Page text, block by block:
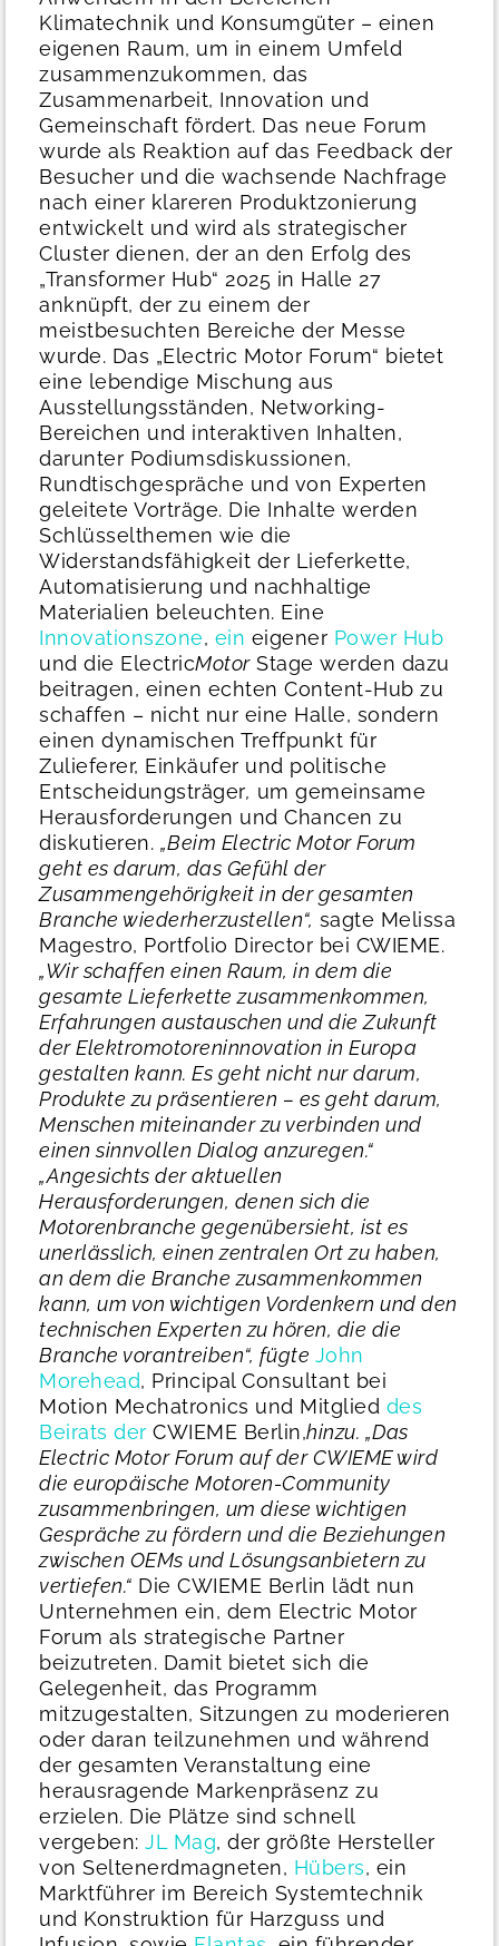
Klimatechnik und Konsumgüter – einen
eigenen Raum, um in einem Umfeld
zusammenzukommen, das
Zusammenarbeit, Innovation und
Gemeinschaft fördert. Das neue Forum
wurde als Reaktion auf das Feedback der
Besucher und die wachsende Nachfrage
nach einer klareren Produktzonierung
entwickelt und wird als strategischer
Cluster dienen, der an den Erfolg des
„Transformer Hub“ 2025 in Halle 27
anknüpft, der zu einem der
meistbesuchten Bereiche der Messe
wurde. Das „Electric Motor Forum“ bietet
eine lebendige Mischung aus
Ausstellungsständen, Networking-
Bereichen und interaktiven Inhalten,
darunter Podiumsdiskussionen,
Rundtischgespräche und von Experten
geleitete Vorträge. Die Inhalte werden
Schlüsselthemen wie die
Widerstandsfähigkeit der Lieferkette,
Automatisierung und nachhaltige
Materialien beleuchten. Eine
Innovationszone, ein eigener Power Hub
und die ElectricMotorStage werden dazu
beitragen, einen echten Content-Hub zu
schaffen – nicht nur eine Halle, sondern
einen dynamischen Treffpunkt für
Zulieferer, Einkäufer und politische
Entscheidungsträger, um gemeinsame
Herausforderungen und Chancen zu
diskutieren. „Beim Electric Motor Forum
geht es darum, das Gefühl der
Zusammengehörigkeit in der gesamten
Branche wiederherzustellen“, sagte Melissa
Magestro, Portfolio Director bei CWIEME.
„Wir schaffen einen Raum, in dem die
gesamte Lieferkette zusammenkommen,
Erfahrungen austauschen und die Zukunft
der Elektromotoreninnovation in Europa
gestalten kann. Es geht nicht nur darum,
Produkte zu präsentieren – es geht darum,
Menschen miteinander zu verbinden und
einen sinnvollen Dialog anzuregen.“
„Angesichts der aktuellen
Herausforderungen, denen sich die
Motorenbranche gegenübersieht, ist es
unerlässlich, einen zentralen Ort zu haben,
an dem die Branche zusammenkommen
kann, um von wichtigen Vordenkern und den
technischen Experten zu hören, die die
Branche vorantreiben“, fügte John
Morehead, Principal Consultant bei
Motion Mechatronics und Mitglied des
Beirats der CWIEME Berlin,hinzu. „Das
Electric Motor Forum auf der CWIEME wird
die europäische Motoren-Community
zusammenbringen, um diese wichtigen
Gespräche zu fördern und die Beziehungen
zwischen OEMs und Lösungsanbietern zu
vertiefen.“ Die CWIEME Berlin lädt nun
Unternehmen ein, dem Electric Motor
Forum als strategische Partner
beizutreten. Damit bietet sich die
Gelegenheit, das Programm
mitzugestalten, Sitzungen zu moderieren
oder daran teilzunehmen und während
der gesamten Veranstaltung eine
herausragende Markenpräsenz zu
erzielen. Die Plätze sind schnell
vergeben: JL Mag, der größte Hersteller
von Seltenerdmagneten, Hübers, ein
Marktführer im Bereich Systemtechnik
und Konstruktion für Harzguss und